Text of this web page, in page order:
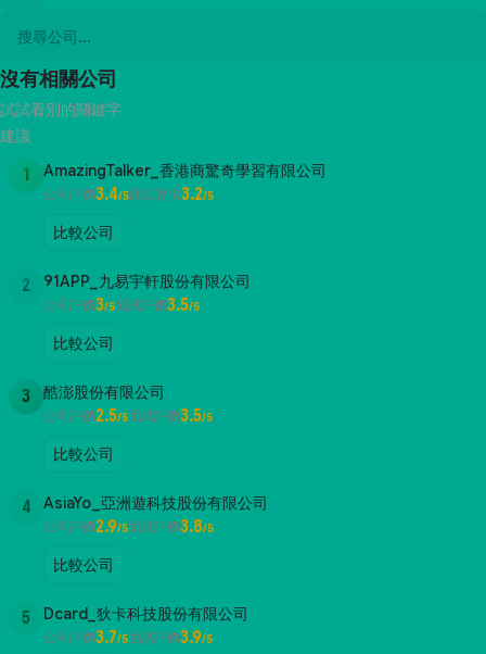
沒有相關公司
試試看別的關鍵字
建議
1 AmazingTalker_香港商驚奇學習有限公司
公司評價3.4/5面試評價3.2/5
比較公司
2 91APP_九易宇軒股份有限公司
公司評價3/5面試評價3.5/5
比較公司
3 酷澎股份有限公司
公司評價2.5/5面試評價3.5/5
比較公司
4 AsiaYo_亞洲遊科技股份有限公司
公司評價2.9/5面試評價3.8/5
比較公司
5 Dcard_狄卡科技股份有限公司
公司評價3.7/5面試評價3.9/5